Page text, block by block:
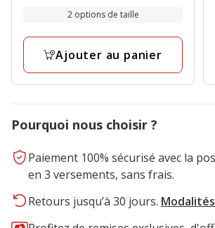
2 options de taille
Ajouter au panier
Pourquoi nous choisir ?
Paiement 100% sécurisé avec la
en 3 versements, sans frais.
Retours jusqu’à 30 jours.